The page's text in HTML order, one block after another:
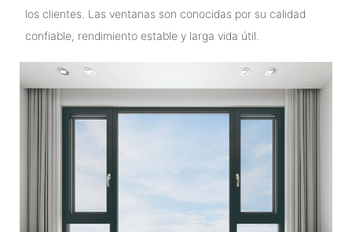
los clientes. Las ventanas son conocidas por su calidad
confiable, rendimiento estable y larga vida útil.